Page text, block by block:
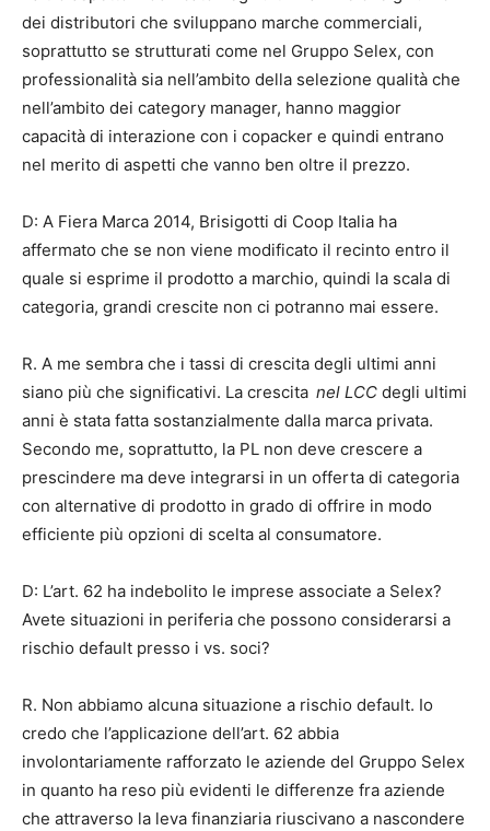
dei distributori che sviluppano marche commerciali,
soprattutto se strutturati come nel Gruppo Selex, con
professionalità sia nell’ambito della selezione qualità che
nell’ambito dei category manager, hanno maggior
capacità di interazione con i copacker e quindi entrano
nel merito di aspetti che vanno ben oltre il prezzo.
D: A Fiera Marca 2014, Brisigotti di Coop Italia ha
affermato che se non viene modificato il recinto entro il
quale si esprime il prodotto a marchio, quindi la scala di
categoria, grandi crescite non ci potranno mai essere.
R. A me sembra che i tassi di crescita degli ultimi anni
siano più che significativi. La crescita nel LCC degli ultimi
anni è stata fatta sostanzialmente dalla marca privata.
Secondo me, soprattutto, la PL non deve crescere a
prescindere ma deve integrarsi in un offerta di categoria
con alternative di prodotto in grado di offrire in modo
efficiente più opzioni di scelta al consumatore.
D: L’art. 62 ha indebolito le imprese associate a Selex?
Avete situazioni in periferia che possono considerarsi a
rischio default presso i vs. soci?
R. Non abbiamo alcuna situazione a rischio default. Io
credo che l’applicazione dell’art. 62 abbia
involontariamente rafforzato le aziende del Gruppo Selex
in quanto ha reso più evidenti le differenze fra aziende
che attraverso la leva finanziaria riuscivano a nascondere